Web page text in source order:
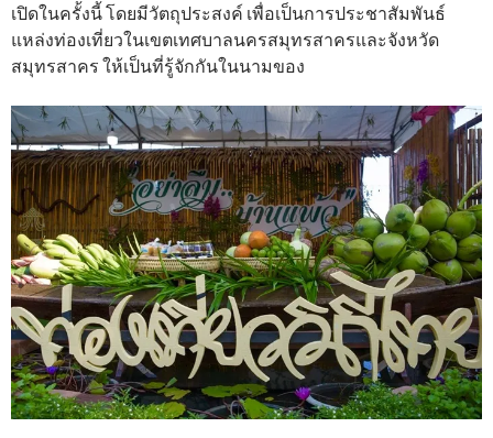
เปิดในครั้งนี้ โดยมีวัตถุประสงค์ เพื่อเป็นการประชาสัมพันธ์
แหล่งท่องเที่ยวในเขตเทศบาลนครสมุทรสาครและจังหวัด
สมุทรสาคร ให้เป็นที่รู้จักกันในนามของ